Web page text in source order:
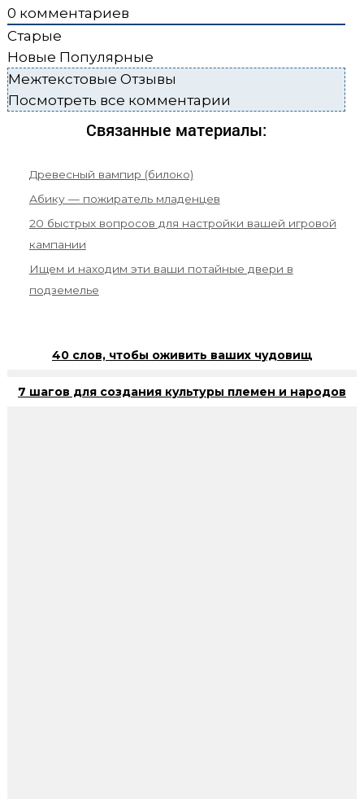
0 комментариев
Старые
Новые Популярные
Межтекстовые Отзывы
Посмотреть все комментарии
Связанные материалы:
Древесный вампир (билоко)
Абику — пожиратель младенцев
20 быстрых вопросов для настройки вашей игровой
кампании
Ищем и находим эти ваши потайные двери в
подземелье
40 слов, чтобы оживить ваших чудовищ
7 шагов для создания культуры племен и народов